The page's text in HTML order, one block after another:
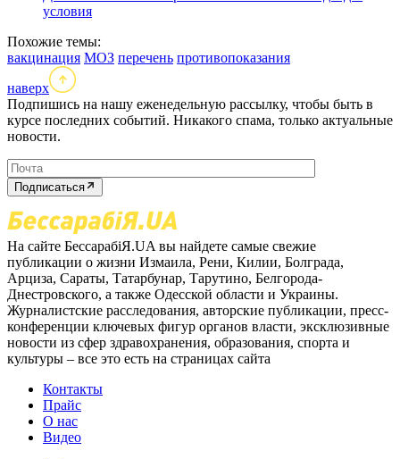
условия
Похожие темы:
вакцинация МОЗ перечень противопоказания
наверх
Подпишись на нашу еженедельную рассылку, чтобы быть в
курсе последних событий. Никакого спама, только актуальные
новости.
Подписаться
На сайте БессарабіЯ.UA вы найдете самые свежие
публикации о жизни Измаила, Рени, Килии, Болграда,
Арциза, Сараты, Татарбунар, Тарутино, Белгорода-
Днестровского, а также Одесской области и Украины.
Журналистские расследования, авторские публикации, пресс-
конференции ключевых фигур органов власти, эксклюзивные
новости из сфер здравохранения, образования, спорта и
культуры – все это есть на страницах сайта
Контакты
Прайс
О нас
Видео